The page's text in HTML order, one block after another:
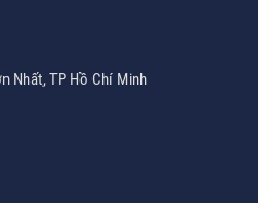
Nhất, TP Hồ Chí Minh